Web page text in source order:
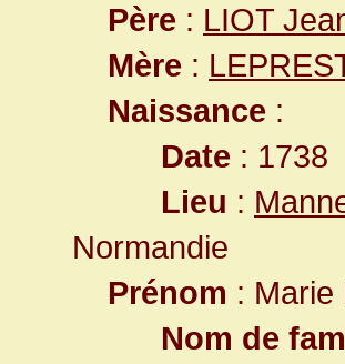
Père : LIOT
Mère :
Naissance :
Date : 1738
Lieu :
Normandie
Prénom : Marie
Nom de